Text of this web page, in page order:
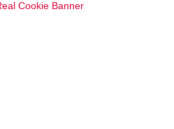
Cookie Banner